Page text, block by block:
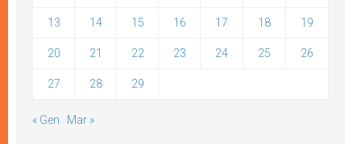
13 14 15 16 17 18 19
20 21 22 23 24 25 26
27 28 29
« Gen Mar »